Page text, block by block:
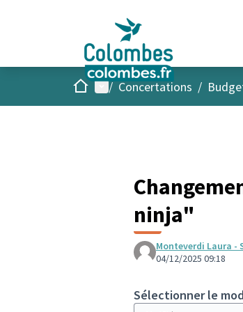
AccueilMenu principal
/ Concertations /
ninja"
Monteverdi Laura -
04/12/2025 09:18
Sélectionner le